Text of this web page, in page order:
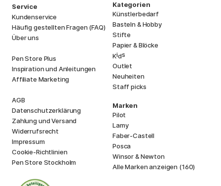
Service
Kundenservice
Häufig gestellten Fragen (FAQ)
Über uns
Pen Store Plus
Inspiration und Anleitungen
Affiliate Marketing
AGB
Datenschutzerklärung
Zahlung und Versand
Widerrufsrecht
Impressum
Cookie-Richtlinien
Pen Store Stockholm
Kategorien
Künstlerbedarf
Basteln & Hobby
Stifte
Papier & Blöcke
Kids
Outlet
Neuheiten
Staff picks
Marken
Pilot
Lamy
Faber-Castell
Posca
Winsor & Newton
Alle Marken anzeigen (160)